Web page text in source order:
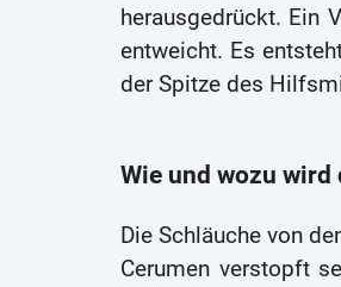
herausgedrückt. Ein
entweicht. Es
der Spitze des
Wie und wozu
Die Schläuche von
Cerumen verstopft